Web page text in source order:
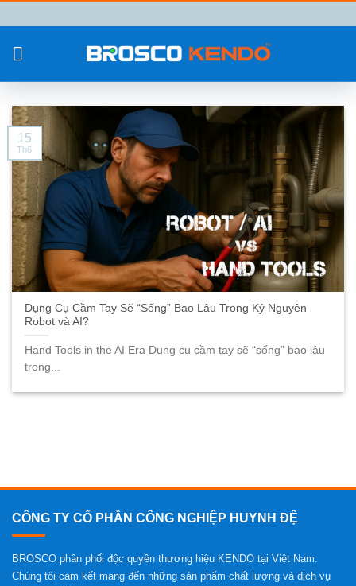
đến
nội
Dụng Cụ Cầm Tay Sẽ “Sống” Bao Lâu Trong Kỷ Nguyên
Robot và AI?
Hand Tools in the AI Era Dụng cụ cầm tay sẽ “sống” bao lâu
trong...
15
Th6
CÔNG TY CỔ PHẦN CÔNG NGHIỆP HUYNH ĐỆ
BROSCO phân phối độc quyền thương hiệu KENDO tại Việt Nam.
Chúng tôi cam kết mang đến những sản phẩm chất lượng và dịch vụ